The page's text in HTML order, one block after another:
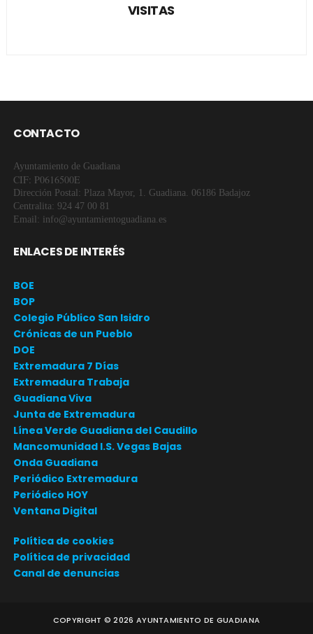
VISITAS
CONTACTO
Ayuntamiento de Guadiana
CIF: P0616500E
Dirección Postal: Plaza Mayor, 1. Guadiana. 06186 Badajoz
Centralita: 924 47 00 81
Email: info@ayuntamientoguadiana.es
ENLACES DE INTERÉS
BOE
BOP
Colegio Público San Isidro
Crónicas de un Pueblo
DOE
Extremadura 7 Días
Extremadura Trabaja
Guadiana Viva
Junta de Extremadura
Línea Verde Guadiana del Caudillo
Mancomunidad I.S. Vegas Bajas
Onda Guadiana
Periódico Extremadura
Periódico HOY
Ventana Digital
Política de cookies
Política de privacidad
Canal de denuncias
COPYRIGHT ©2026 AYUNTAMIENTO DE GUADIANA